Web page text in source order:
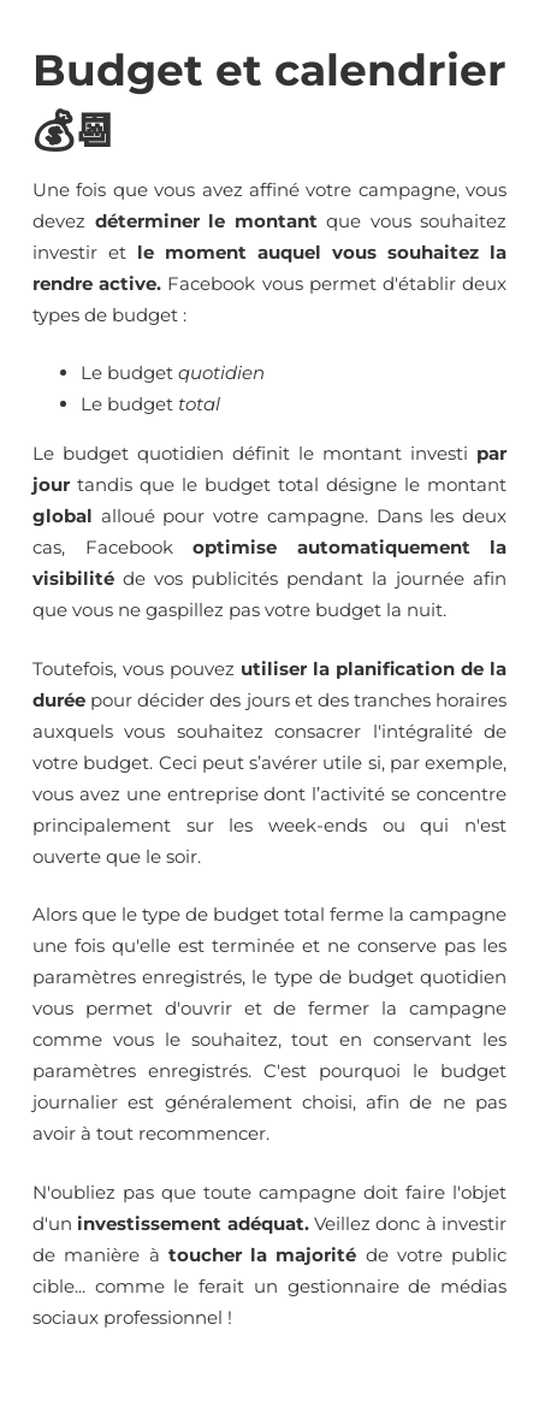
Budget et calendrier
💰📆
Une fois que vous avez affiné votre campagne, vous
devez déterminer le montant que vous souhaitez
investir et le moment auquel vous souhaitez la
rendre active. Facebook vous permet d'établir deux
types de budget :
Le budget quotidien
Le budget total
Le budget quotidien définit le montant investi par
jour tandis que le budget total désigne le montant
global alloué pour votre campagne. Dans les deux
cas, Facebook optimise automatiquement la
visibilité de vos publicités pendant la journée afin
que vous ne gaspillez pas votre budget la nuit.
Toutefois, vous pouvez utiliser la planification de la
durée pour décider des jours et des tranches horaires
auxquels vous souhaitez consacrer l'intégralité de
votre budget. Ceci peut s’avérer utile si, par exemple,
vous avez une entreprise dont l’activité se concentre
principalement sur les week-ends ou qui n'est
ouverte que le soir.
Alors que le type de budget total ferme la campagne
une fois qu'elle est terminée et ne conserve pas les
paramètres enregistrés, le type de budget quotidien
vous permet d'ouvrir et de fermer la campagne
comme vous le souhaitez, tout en conservant les
paramètres enregistrés. C'est pourquoi le budget
journalier est généralement choisi, afin de ne pas
avoir à tout recommencer.
N'oubliez pas que toute campagne doit faire l'objet
d'uninvestissement adéquat.Veillez donc à investir
de manière à toucher la majorité de votre public
cible... comme le ferait un gestionnaire de médias
sociaux professionnel !